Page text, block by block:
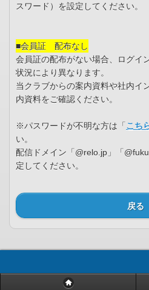
スワード）を設定してください。
■会員証 配布なし
会員証の配布がない場合、ログイ
状況により異なります。
当クラブからの案内資料や社内イ
内資料をご確認ください。
※パスワードが不明な方は「 こち
い。
配信ドメイン「@relo.jp」「
定してください。
戻る